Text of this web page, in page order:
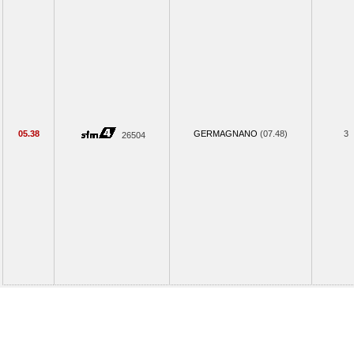
05.38 26504 GERMAGNANO (07.48) 3